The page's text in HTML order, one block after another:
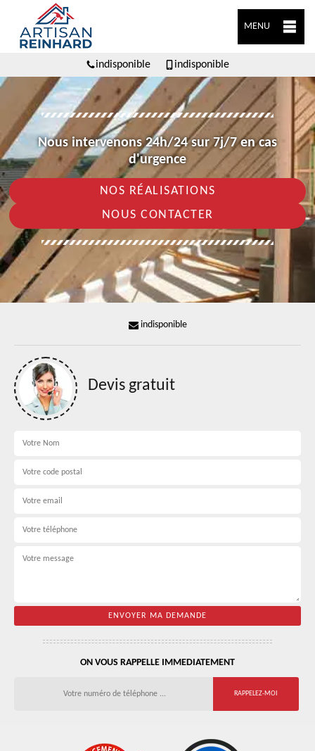
MENU
indisponible indisponible
Nous intervenons 24h/24 sur 7j/7 en cas
d'urgence
NOS RÉALISATIONS
NOUS CONTACTER
indisponible
Devis gratuit
ON VOUS RAPPELLE IMMEDIATEMENT